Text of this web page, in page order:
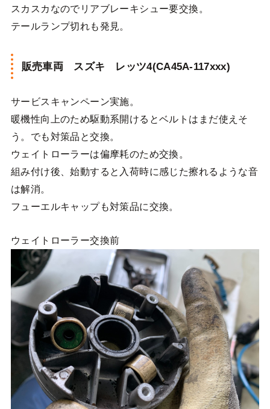
スカスカなのでリアブレーキシュー要交換。
テールランプ切れも発見。
販売車両 スズキ レッツ4(CA45A-117xxx)
サービスキャンペーン実施。
暖機性向上のため駆動系開けるとベルトはまだ使えそ
う。でも対策品と交換。
ウェイトローラーは偏摩耗のため交換。
組み付け後、始動すると入荷時に感じた擦れるような音
は解消。
フューエルキャップも対策品に交換。
ウェイトローラー交換前